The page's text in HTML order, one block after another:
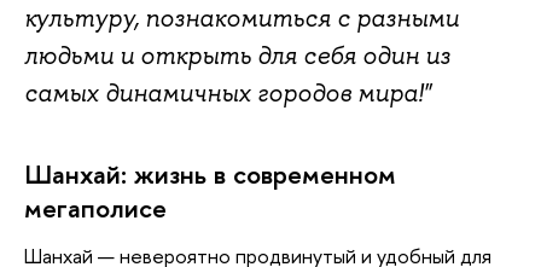
культуру, познакомиться с разными
людьми и открыть для себя один из
самых динамичных городов мира!"
Шанхай: жизнь в современном
мегаполисе
Шанхай — невероятно продвинутый и удобный для